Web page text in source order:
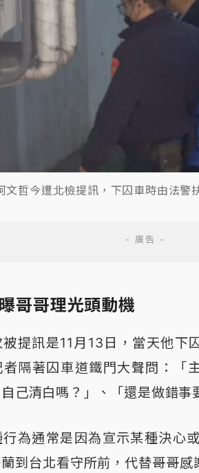
文哲今遭北檢提訊，下囚車時由法警
哥哥理光頭動機
提訊是11月13日，當天他下
隔著囚車道鐵門大聲問：「
自己清白嗎？」、「還是做錯
為通常是因為宣示某種決心
到台北看守所前，代替哥哥